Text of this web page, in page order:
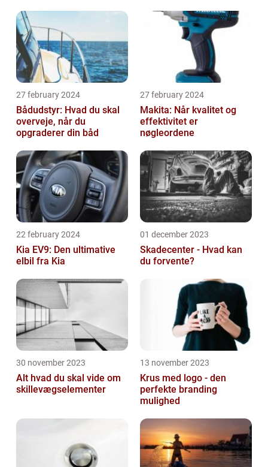
27 february 2024
Bådudstyr: Hvad du skal
overveje, når du
opgraderer din båd
27 february 2024
Makita: Når kvalitet og
effektivitet er
nøgleordene
22 february 2024
Kia EV9: Den ultimative
elbil fra Kia
01 december 2023
Skadecenter - Hvad kan
du forvente?
30 november 2023
Alt hvad du skal vide om
skillevægselementer
13 november 2023
Krus med logo - den
perfekte branding
mulighed